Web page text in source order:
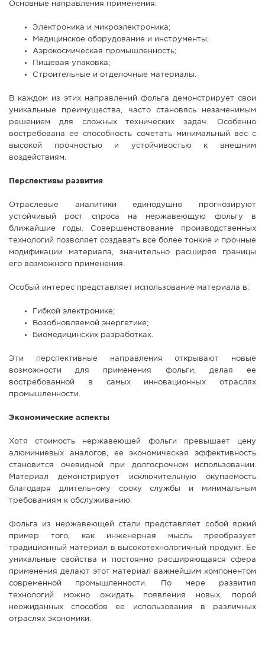
Основные направления применения:
Электроника и микроэлектроника;
Медицинское оборудование и инструменты;
Аэрокосмическая промышленность;
Пищевая упаковка;
Строительные и отделочные материалы.
В каждом из этих направлений фольга демонстрирует свои
уникальные преимущества, часто становясь незаменимым
решением для сложных технических задач. Особенно
востребована ее способность сочетать минимальный вес с
высокой прочностью и устойчивостью к внешним
воздействиям.
Перспективы развития
Отраслевые аналитики единодушно прогнозируют
устойчивый рост спроса на нержавеющую фольгу в
ближайшие годы. Совершенствование производственных
технологий позволяет создавать все более тонкие и прочные
модификации материала, значительно расширяя границы
его возможного применения.
Особый интерес представляет использование материала в:
Гибкой электронике;
Возобновляемой энергетике;
Биомедицинских разработках.
Эти перспективные направления открывают новые
возможности для применения фольги, делая ее
востребованной в самых инновационных отраслях
промышленности.
Экономические аспекты
Хотя стоимость нержавеющей фольги превышает цену
алюминиевых аналогов, ее экономическая эффективность
становится очевидной при долгосрочном использовании.
Материал демонстрирует исключительную окупаемость
благодаря длительному сроку службы и минимальным
требованиям к обслуживанию.
Фольга из нержавеющей стали представляет собой яркий
пример того, как инженерная мысль преобразует
традиционный материал в высокотехнологичный продукт. Ее
уникальные свойства и постоянно расширяющаяся сфера
применения делают этот материал важнейшим компонентом
современной промышленности. По мере развития
технологий можно ожидать появления новых, порой
неожиданных способов ее использования в различных
отраслях экономики.